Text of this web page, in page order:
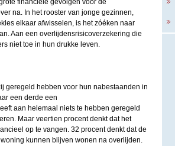
financiële gevolgen voor de
na. In het rooster van jonge gezinnen,
elkaar afwisselen, is het zóéken naar
Aan een overlijdensrisicoverzekering die
niet toe in hun drukke leven.
geregeld hebben voor hun nabestaanden in
een derde een
aan helemaal niets te hebben geregeld
Maar veertien procent denkt dat het
op te vangen. 32 procent denkt dat de
kunnen blijven wonen na overlijden.